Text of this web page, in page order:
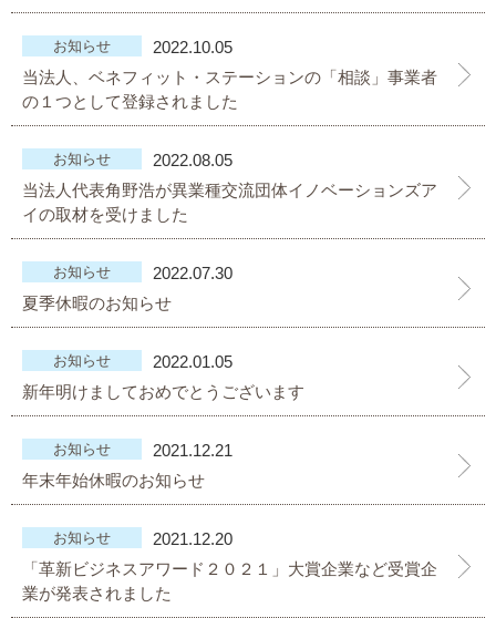
お知らせ
2022.10.05
当法人、ベネフィット・ステーションの「相談」事業者
の１つとして登録されました
お知らせ
2022.08.05
当法人代表角野浩が異業種交流団体イノベーションズア
イの取材を受けました
お知らせ
2022.07.30
夏季休暇のお知らせ
お知らせ
2022.01.05
新年明けましておめでとうございます
お知らせ
2021.12.21
年末年始休暇のお知らせ
お知らせ
2021.12.20
「革新ビジネスアワード２０２１」大賞企業など受賞企
業が発表されました
よくあるご質問
プライバシーポリシー
営業時間: 9：00～18：009：00～18：00